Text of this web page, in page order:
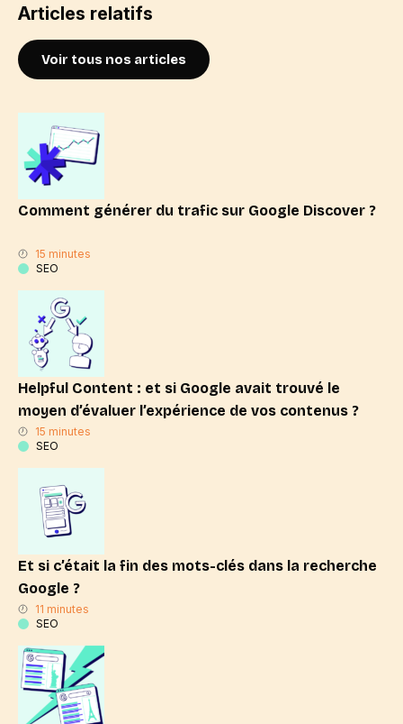
Articles relatifs
Voir tous nos articles
Comment générer du trafic sur Google Discover ?
15 minutes
SEO
Helpful Content : et si Google avait trouvé le
moyen d’évaluer l’expérience de vos contenus ?
15 minutes
SEO
Et si c’était la fin des mots-clés dans la recherche
Google ?
11 minutes
SEO